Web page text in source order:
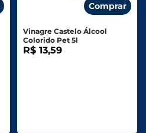
Comprar
Vinagre Castelo Álcool
Colorido Pet 5l
R$ 13,59